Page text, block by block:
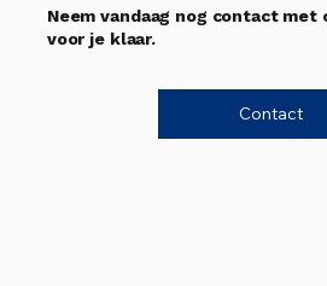
Neem vandaag nog contact met
voor je klaar.
Contact